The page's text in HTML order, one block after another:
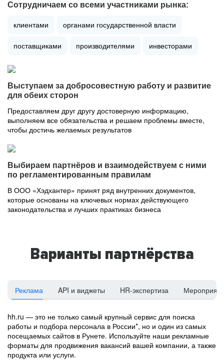
Сотрудничаем со всеми участниками рынка:
клиентами органами государственной власти
поставщиками производителями инвесторами
Выступаем за добросовестную работу и развитие
для обеих сторон
Предоставляем друг другу достоверную информацию,
выполняем все обязательства и решаем проблемы вместе,
чтобы достичь желаемых результатов
Выбираем партнёров и взаимодействуем с ними
по регламентированным правилам
В ООО «Хэдхантер» принят ряд внутренних документов,
которые основаны на ключевых нормах действующего
законодательства и лучших практиках бизнеса
Варианты партнёрства
Реклама API и виджеты HR-экспертиза
hh.ru — это не только самый крупный сервис для поиска
работы и подбора персонала в России*, но и один из самых
посещаемых сайтов в Рунете. Используйте наши рекламные
форматы для продвижения вакансий вашей компании, а также
продукта или услуги.